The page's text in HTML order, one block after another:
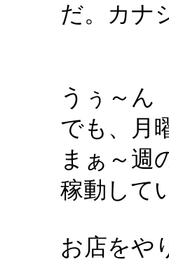
だ。カナ
うぅ～ん
でも、月
まぁ～週
稼動して
お店をや